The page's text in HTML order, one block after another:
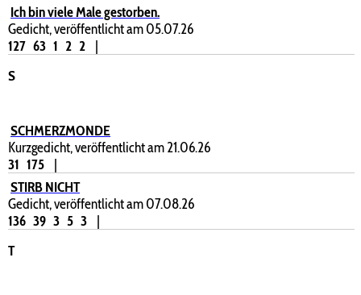
Ich bin viele Male gestorben.
Gedicht, veröffentlicht am 05.07.26
127 63 1 2 2
|
S
SCHMERZMONDE
Kurzgedicht, veröffentlicht am 21.06.26
31 175
|
STIRB NICHT
Gedicht, veröffentlicht am 07.08.26
136 39 3 5 3
|
T